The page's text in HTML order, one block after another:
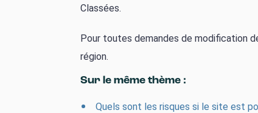
Classées.
Pour toutes demandes de modification
région.
Sur le même thème :
Quels sont les risques si le site est